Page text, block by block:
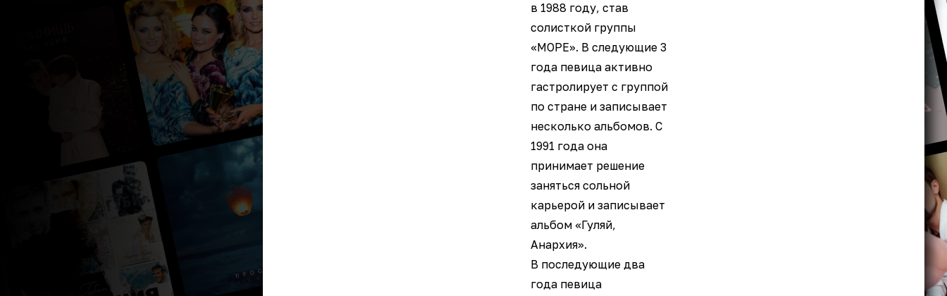
в 1988 году, став
солисткой группы
«МОРЕ». В следующие 3
года певица активно
гастролирует с группой
по стране и записывает
несколько альбомов. С
1991 года она
принимает решение
заняться сольной
карьерой и записывает
альбом «Гуляй,
Анархия».
В последующие два
года певица